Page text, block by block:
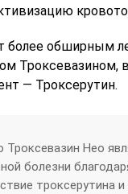
более обширным
Троксевазином,
— Троксерутин.
Троксевазин Нео
болезни
троксерутина